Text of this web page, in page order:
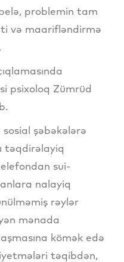
problemin tam
və maarifləndirmə
psixoloq Zümrüd
şəbəkələrə
təqdirəlayiq
sui-
nalayiq
rəylər
mənada
kömək edə
təqibdən,